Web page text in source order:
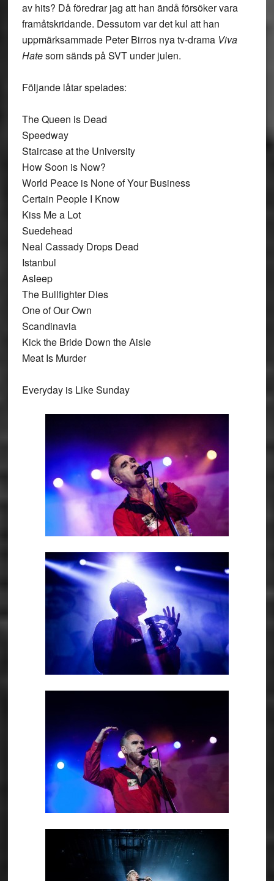
av hits? Då föredrar jag att han ändå försöker vara
framåtskridande. Dessutom var det kul att han
uppmärksammade Peter Birros nya tv-drama Viva
Hatesom sänds på SVT under julen.
Följande låtar spelades:
The Queen is Dead
Speedway
Staircase at the University
How Soon is Now?
World Peace is None of Your Business
Certain People I Know
Kiss Me a Lot
Suedehead
Neal Cassady Drops Dead
Istanbul
Asleep
The Bullfighter Dies
One of Our Own
Scandinavia
Kick the Bride Down the Aisle
Meat Is Murder
Everyday is Like Sunday